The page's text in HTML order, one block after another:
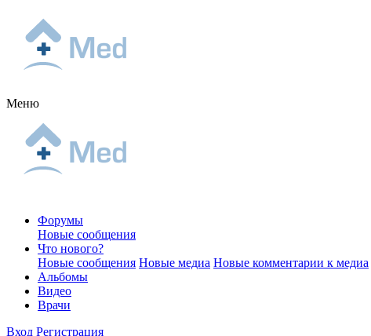
Меню
Форумы
Новые сообщения
Что нового?
Новые сообщения Новые медиа Новые комментарии к медиа
Альбомы
Видео
Врачи
Вход Регистрация